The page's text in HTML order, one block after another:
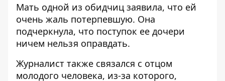
Мать одной из обидчиц заявила, что ей
очень жаль потерпевшую. Она
подчеркнула, что поступок ее дочери
ничем нельзя оправдать.
Журналист также связался с отцом
молодого человека, из-за которого,